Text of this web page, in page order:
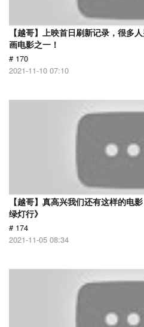
【越哥】上映首日刷新记录，很多
画电影之一！
# 170
2021-11-10 07:10
【越哥】真高兴我们还有这样的电
绿灯行》
# 174
2021-11-05 08:34